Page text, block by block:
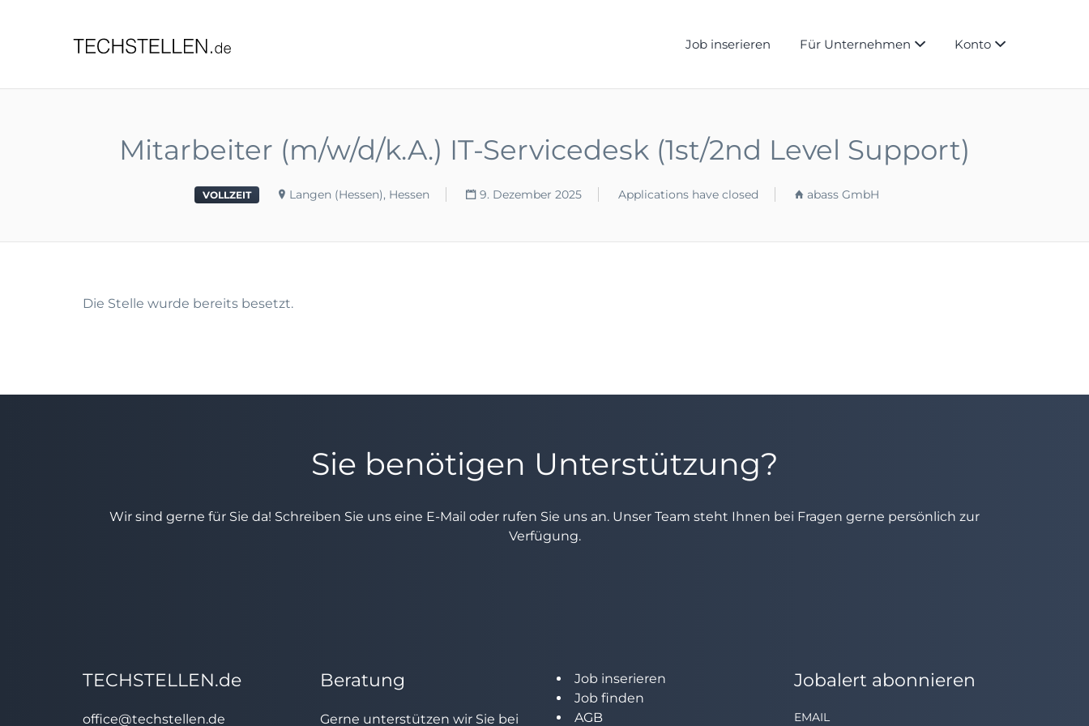
Job inserieren Für Unternehmen Konto
Mitarbeiter (m/w/d/k.A.) IT-Servicedesk (1st/2nd Level Support)
VOLLZEIT Langen (Hessen), Hessen 9. Dezember 2025 Applications have closed abass GmbH
Die Stelle wurde bereits besetzt.
Sie benötigen Unterstützung?
Wir sind gerne für Sie da! Schreiben Sie uns eine E-Mail oder rufen Sie uns an. Unser Team steht Ihnen bei Fragen gerne persönlich zur
Verfügung.
TECHSTELLEN.de
office@techstellen.de
Beratung
Gerne unterstützen wir Sie bei
Job inserieren
Job finden
AGB
Jobalert abonnieren
EMAIL